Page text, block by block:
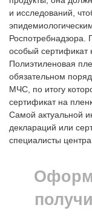
и исследований,
Роспотребнадзора.
особый сертификат
Полиэтиленовая
обязательном
МЧС, по итогу
сертификат на
Самой актуальной
деклараций или
специалисты